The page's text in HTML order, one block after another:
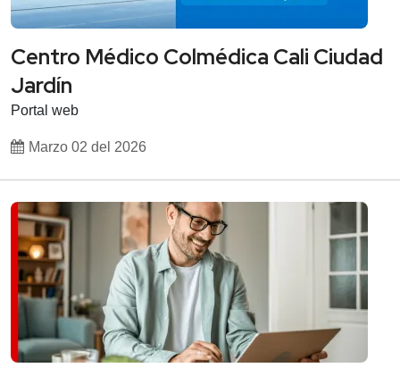
Centro Médico Colmédica Cali Ciudad
Jardín
Portal web
Marzo 02 del 2026